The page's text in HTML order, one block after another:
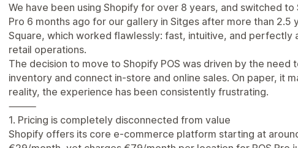
We have been using Shopify for over 8 years, and switched to
Pro 6 months ago for our gallery in Sitges after more than 2.5
Square, which worked flawlessly: fast, intuitive, and perfectly
retail operations.
The decision to move to Shopify POS was driven by the need
inventory and connect in-store and online sales. On paper, it
reality, the experience has been consistently frustrating.
⸻
1. Pricing is completely disconnected from value
Shopify offers its core e-commerce platform starting at